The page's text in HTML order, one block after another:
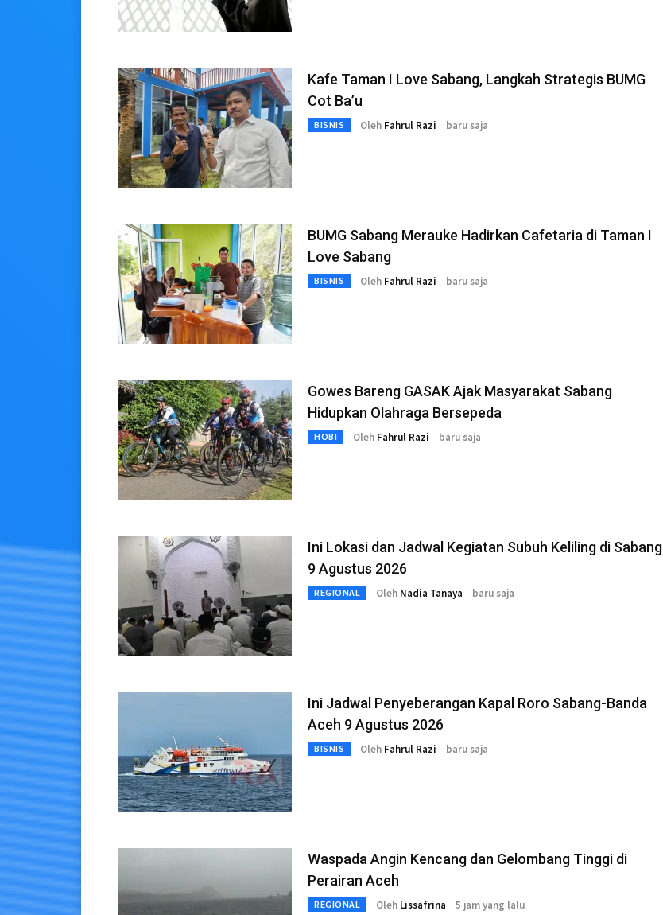
Kafe Taman I Love Sabang, Langkah Strategis BUMG
Cot Ba’u
BISNIS Oleh Fahrul Razi baru saja
BUMG Sabang Merauke Hadirkan Cafetaria di Taman I
Love Sabang
BISNIS Oleh Fahrul Razi baru saja
Gowes Bareng GASAK Ajak Masyarakat Sabang
Hidupkan Olahraga Bersepeda
HOBI Oleh Fahrul Razi baru saja
Ini Lokasi dan Jadwal Kegiatan Subuh Keliling di Sabang
9 Agustus 2026
REGIONAL Oleh Nadia Tanaya baru saja
Ini Jadwal Penyeberangan Kapal Roro Sabang-Banda
Aceh 9 Agustus 2026
BISNIS Oleh Fahrul Razi baru saja
Waspada Angin Kencang dan Gelombang Tinggi di
Perairan Aceh
REGIONAL Oleh Lissafrina 5 jam yang lalu